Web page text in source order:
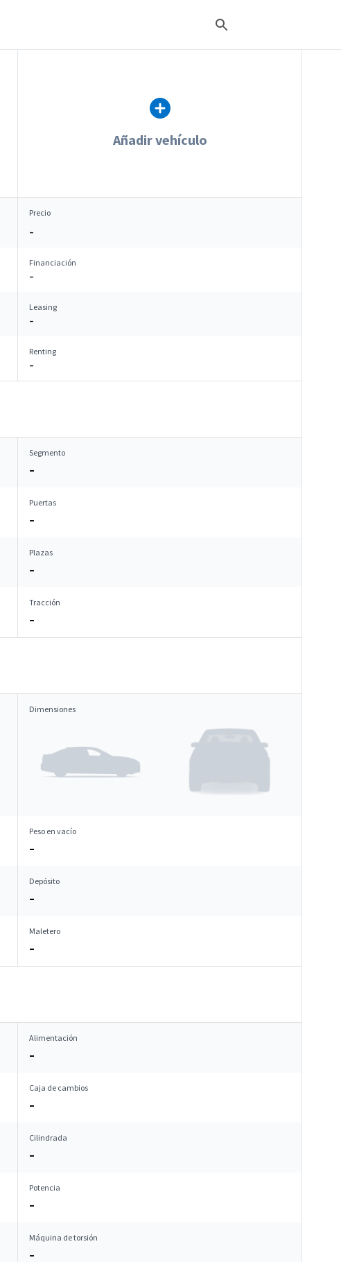
Añadir vehículo
Precio
–
Financiación
–
Leasing
–
Renting
–
Segmento
–
Puertas
–
Plazas
–
Tracción
–
Dimensiones
Peso en vacío
–
Depósito
–
Maletero
–
Alimentación
–
Caja de cambios
–
Cilindrada
–
Potencia
–
Máquina de torsión
–